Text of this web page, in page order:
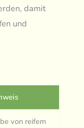
damit
und
von reifem